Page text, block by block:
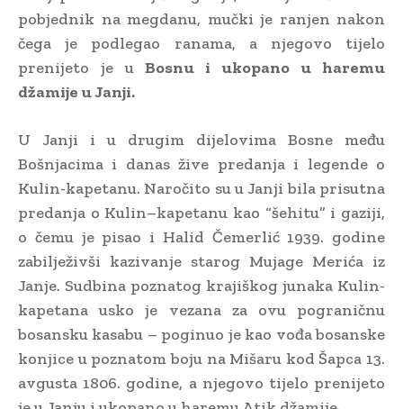
pobjednik na megdanu, mučki je ranjen nakon
čega je podlegao ranama, a njegovo tijelo
prenijeto je u Bosnu i ukopano u haremu
džamije u Janji.
U Janji i u drugim dijelovima Bosne među
Bošnjacima i danas žive predanja i legende o
Kulin-kapetanu. Naročito su u Janji bila prisutna
predanja o Kulin–kapetanu kao “šehitu” i gaziji,
o čemu je pisao i Halid Čemerlić 1939. godine
zabilježivši kazivanje starog Mujage Merića iz
Janje. Sudbina poznatog krajiškog junaka Kulin-
kapetana usko je vezana za ovu pograničnu
bosansku kasabu – poginuo je kao vođa bosanske
konjice u poznatom boju na Mišaru kod Šapca 13.
avgusta 1806. godine, a njegovo tijelo prenijeto